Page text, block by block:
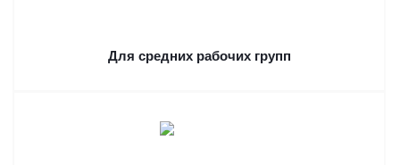
Для средних рабочих групп